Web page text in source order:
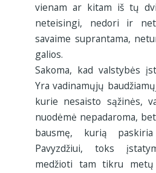
vienam ar kitam iš tų
neteisingi, nedori ir
savaime suprantama,
galios.
Sakoma, kad valstybės
Yra vadinamųjų
kurie nesaisto sąžinės,
nuodėmė nepadaroma,
bausmę, kurią
Pavyzdžiui, toks
medžioti tam tikru